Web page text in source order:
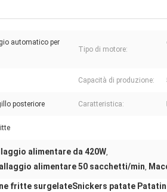
automatico per
Tipo di motore:
Capacità di produzione:
posteriore Caratteristica:
alimentare da 420W,
alimentare 50 sacchetti/min,
fritte surgelateSnickers patate